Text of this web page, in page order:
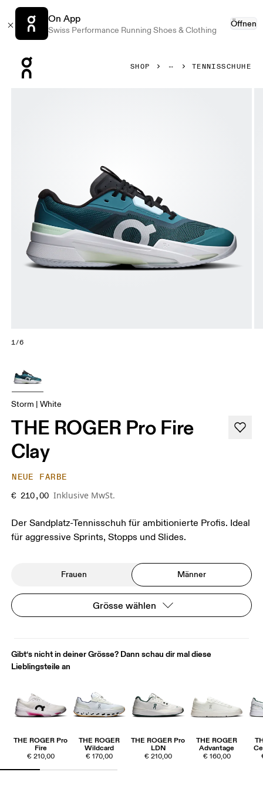
On App
Swiss Performance Running Shoes & Clothing
Öffnen
SHOP TENNISSCHUHE
1/6
Storm | White
THE ROGER Pro Fire
Clay
NEUE FARBE
€ 210,00 Inklusive MwSt.
Der Sandplatz-Tennisschuh für ambitionierte Profis. Ideal
für aggressive Sprints, Stopps und Slides.
Frauen Männer
Grösse wählen
Gibt‘s nicht in deiner Grösse? Dann schau dir mal diese
Lieblingsteile an
THE ROGER Pro
Fire
€ 210,00
THE ROGER
Wildcard
€ 170,00
THE ROGER Pro
LDN
€ 210,00
THE ROGER
Advantage
€ 160,00